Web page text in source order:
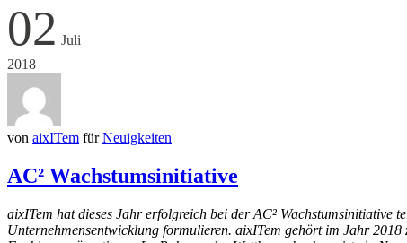
02 Juli
2018
von aixITem fürNeuigkeiten
AC² Wachstumsinitiative
aixITem hat dieses Jahr erfolgreich bei der AC² Wachstumsinitiative
Unternehmensentwicklung formulieren. aixITem gehört im Jahr